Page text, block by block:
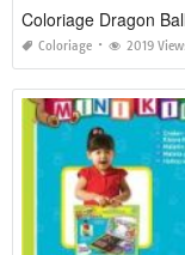
Coloriage Dragon
Coloriage 2019